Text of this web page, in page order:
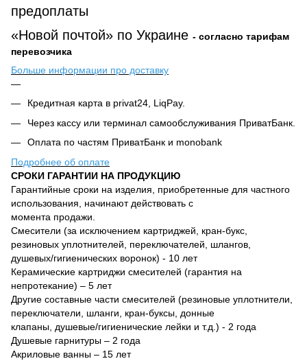
предоплаты
«Новой почтой» по Украине - согласно тарифам
перевозчика
Больше информации про доставку
Кредитная карта в privat24, LiqPay.
Через кассу или терминал самообслуживания ПриватБанк.
Оплата по частям ПриватБанк и monobank
Подробнее об оплате
СРОКИ ГАРАНТИИ НА ПРОДУКЦИЮ
Гарантийные сроки на изделия, приобретенные для частного
использования, начинают действовать с
момента продажи.
Смесители (за исключением картриджей, кран-букс,
резиновых уплотнителей, переключателей, шлангов,
душевых/гигиенических воронок) - 10 лет
Керамические картриджи смесителей (гарантия на
непротекание) – 5 лет
Другие составные части смесителей (резиновые уплотнители,
переключатели, шланги, кран-буксы, донные
клапаны, душевые/гигиенические лейки и т.д.) - 2 года
Душевые гарнитуры – 2 года
Акриловые ванны – 15 лет